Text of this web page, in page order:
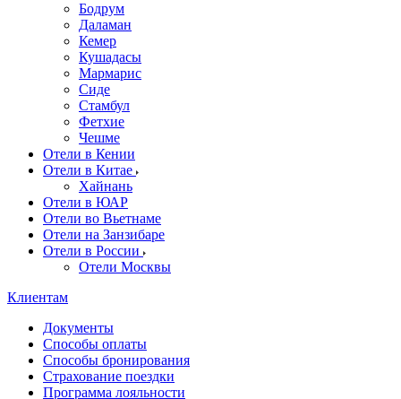
Бодрум
Даламан
Кемер
Кушадасы
Мармарис
Сиде
Стамбул
Фетхие
Чешме
Отели в Кении
Отели в Китае
Хайнань
Отели в ЮАР
Отели во Вьетнаме
Отели на Занзибаре
Отели в России
Отели Москвы
Клиентам
Документы
Способы оплаты
Способы бронирования
Страхование поездки
Программа лояльности